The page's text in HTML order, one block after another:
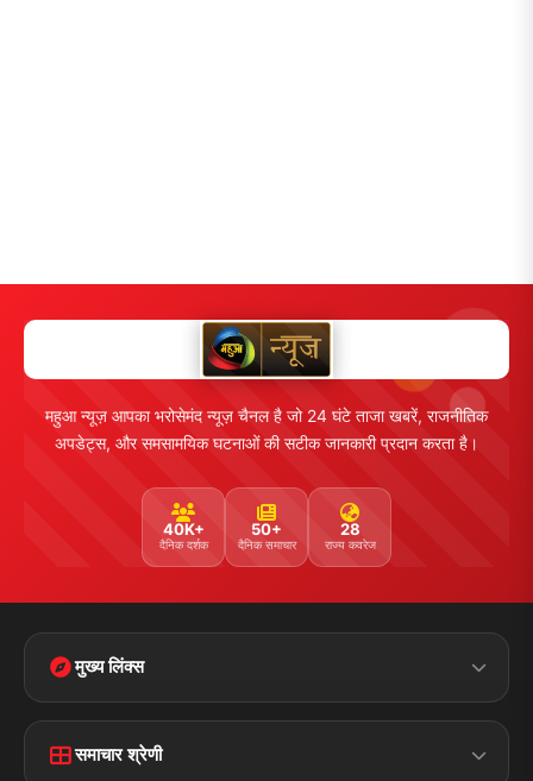
महुआ न्यूज़ आपका भरोसेमंद न्यूज़ चैनल है जो 24 घंटे ताजा खबरें, राजनीतिक
अपडेट्स, और समसामयिक घटनाओं की सटीक जानकारी प्रदान करता है।
40K+
दैनिक दर्शक
50+
दैनिक समाचार
28
राज्य कवरेज
मुख्य लिंक्स
समाचार श्रेणी